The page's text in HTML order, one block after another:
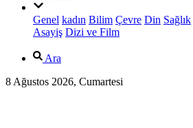
Genel kadın Bilim Çevre Din Sağlık
Asayiş Dizi ve Film
Ara
8 Ağustos 2026, Cumartesi